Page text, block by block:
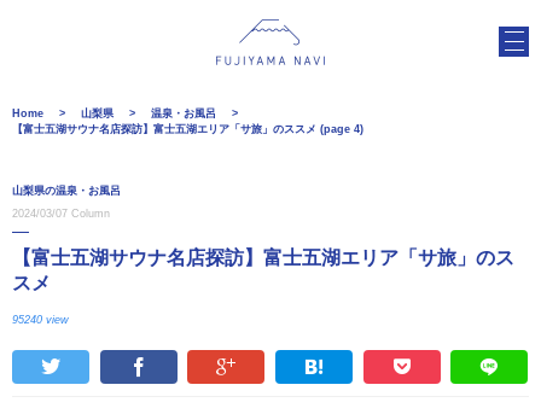
Home 山梨県
温泉・お風呂
【富士五湖サウナ名店探訪】富士五湖エリア「サ旅」のススメ (page 4)
山梨県の温泉・お風呂
2024/03/07 Column
【富士五湖サウナ名店探訪】富士五湖エリア「サ旅」のス
スメ
95240 view